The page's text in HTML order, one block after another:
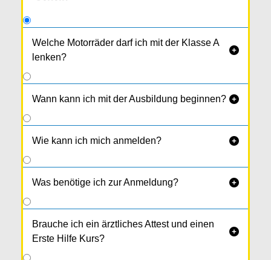
Welche Motorräder darf ich mit der Klasse A
lenken?

Alle Motorräder, egal welche Leistung und
Hubraum.
Wann kann ich mit der Ausbildung beginnen? 
Wie kann ich mich anmelden? 
Was benötige ich zur Anmeldung? 
Brauche ich ein ärztliches Attest und einen
Erste Hilfe Kurs?
